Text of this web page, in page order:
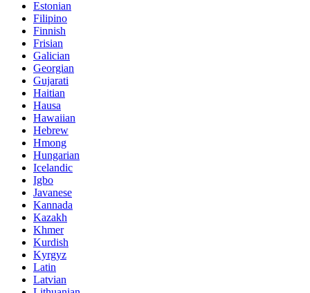
Estonian
Filipino
Finnish
Frisian
Galician
Georgian
Gujarati
Haitian
Hausa
Hawaiian
Hebrew
Hmong
Hungarian
Icelandic
Igbo
Javanese
Kannada
Kazakh
Khmer
Kurdish
Kyrgyz
Latin
Latvian